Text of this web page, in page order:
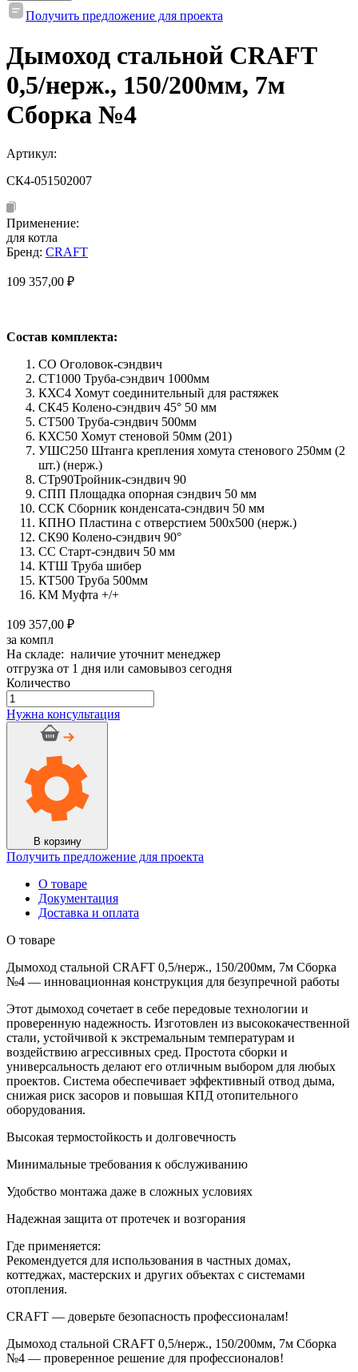
Получить предложение для проекта
Дымоход стальной CRAFT
0,5/нерж., 150/200мм, 7м
Сборка №4
Артикул:
СК4-051502007
Применение:
для котла
Бренд: CRAFT
109 357,00 ₽
Состав комплекта:
СО Оголовок-сэндвич
СТ1000 Труба-сэндвич 1000мм
КХС4 Хомут соединительный для растяжек
СК45 Колено-сэндвич 45° 50 мм
СТ500 Труба-сэндвич 500мм
КХС50 Хомут стеновой 50мм (201)
УШС250 Штанга крепления хомута стенового 250мм (2
шт.) (нерж.)
СТр90Тройник-сэндвич 90
СПП Площадка опорная сэндвич 50 мм
ССК Сборник конденсата-сэндвич 50 мм
КПНО Пластина с отверстием 500х500 (нерж.)
СК90 Колено-сэндвич 90°
СС Старт-сэндвич 50 мм
КТШ Труба шибер
КТ500 Труба 500мм
КМ Муфта +/+
109 357,00 ₽
за компл
На складе: наличие уточнит менеджер
отгрузка от 1 дня или самовывоз сегодня
Количество
Количество
товара
Дымоход
стальной
CRAFT
нерж.,
150/200мм,
Нужна консультация
В корзину
Получить предложение для проекта
О товаре
Документация
Доставка и оплата
О товаре
Дымоход стальной CRAFT 0,5/нерж., 150/200мм, 7м Сборка
№4 — инновационная конструкция для безупречной работы
Этот дымоход сочетает в себе передовые технологии и
проверенную надежность. Изготовлен из высококачественной
стали, устойчивой к экстремальным температурам и
воздействию агрессивных сред. Простота сборки и
универсальность делают его отличным выбором для любых
проектов. Система обеспечивает эффективный отвод дыма,
снижая риск засоров и повышая КПД отопительного
оборудования.
Высокая термостойкость и долговечность
Минимальные требования к обслуживанию
Удобство монтажа даже в сложных условиях
Надежная защита от протечек и возгорания
Где применяется:
Рекомендуется для использования в частных домах,
коттеджах, мастерских и других объектах с системами
отопления.
CRAFT — доверьте безопасность профессионалам!
Дымоход стальной CRAFT 0,5/нерж., 150/200мм, 7м Сборка
№4 — проверенное решение для профессионалов!